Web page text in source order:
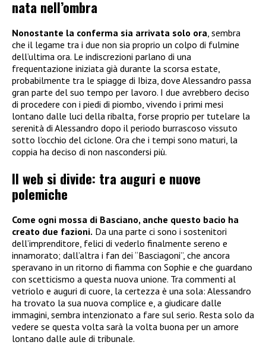
nata nell’ombra
Nonostante la conferma sia arrivata solo ora , sembra
che il legame tra i due non sia proprio un colpo di fulmine
dell’ultima ora. Le indiscrezioni parlano di una
frequentazione iniziata già durante la scorsa estate,
probabilmente tra le spiagge di Ibiza, dove Alessandro passa
gran parte del suo tempo per lavoro. I due avrebbero deciso
di procedere con i piedi di piombo, vivendo i primi mesi
lontano dalle luci della ribalta, forse proprio per tutelare la
serenità di Alessandro dopo il periodo burrascoso vissuto
sotto l’occhio del ciclone. Ora che i tempi sono maturi, la
coppia ha deciso di non nascondersi più.
Il web si divide: tra auguri e nuove
polemiche
Come ogni mossa di Basciano, anche questo bacio ha
creato due fazioni. Da una parte ci sono i sostenitori
dell’imprenditore, felici di vederlo finalmente sereno e
innamorato; dall’altra i fan dei “Basciagoni”, che ancora
speravano in un ritorno di fiamma con Sophie e che guardano
con scetticismo a questa nuova unione. Tra commenti al
vetriolo e auguri di cuore, la certezza è una sola: Alessandro
ha trovato la sua nuova complice e, a giudicare dalle
immagini, sembra intenzionato a fare sul serio. Resta solo da
vedere se questa volta sarà la volta buona per un amore
lontano dalle aule di tribunale.